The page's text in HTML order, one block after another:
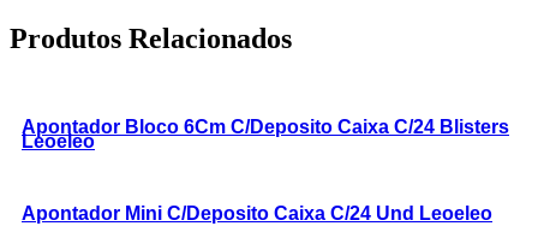
Produtos Relacionados
Apontador Bloco 6Cm C/Deposito Caixa C/24 Blisters
Leoeleo
Apontador Mini C/Deposito Caixa C/24 Und Leoeleo